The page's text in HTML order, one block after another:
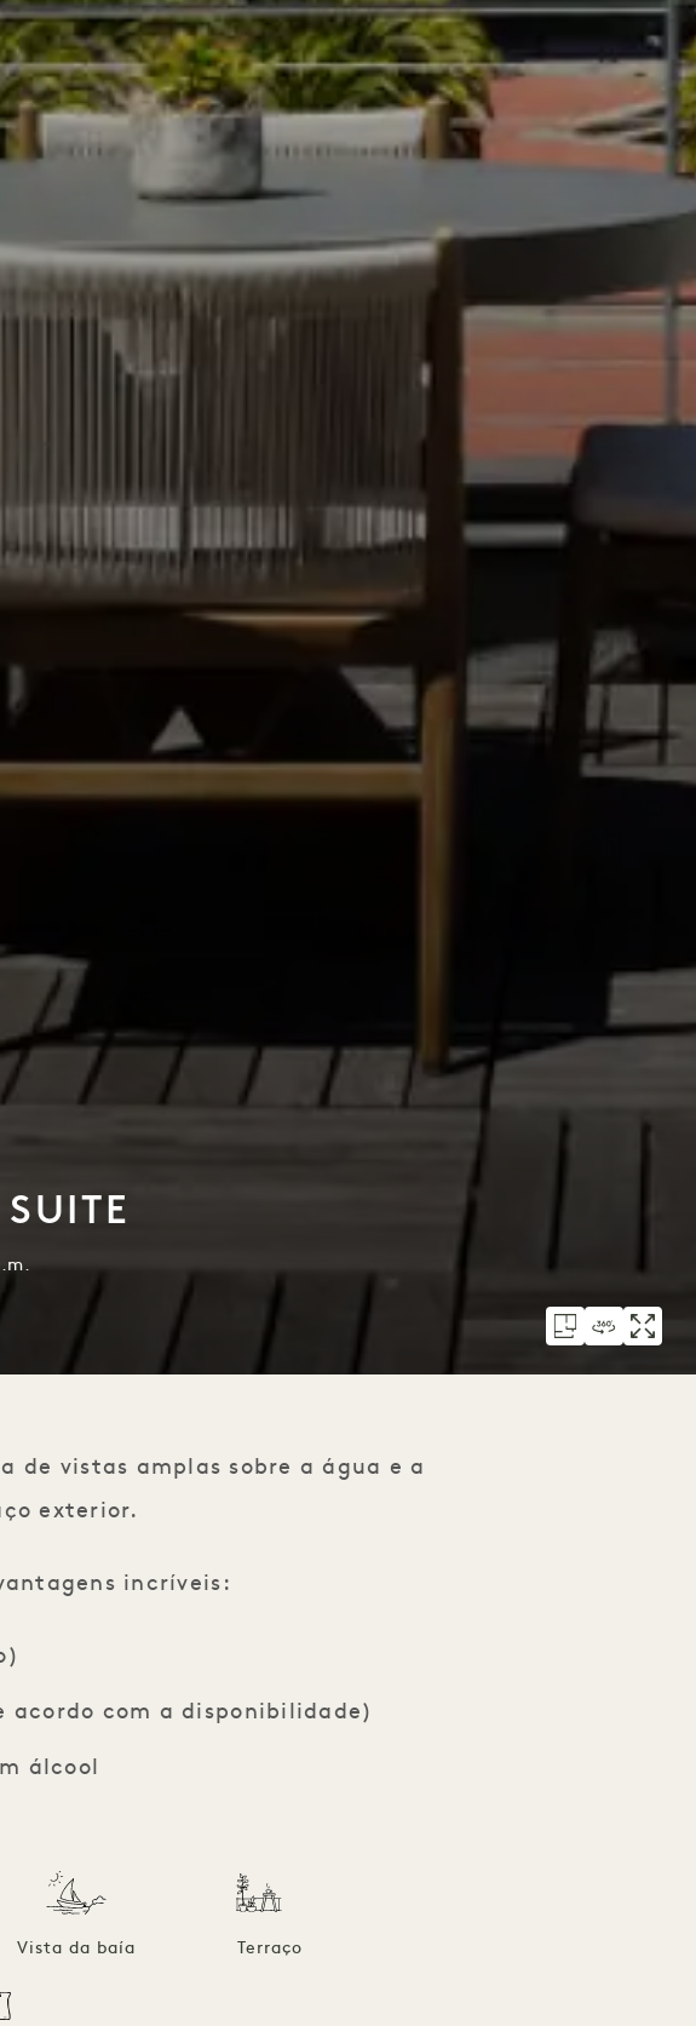
de vistas amplas sobre a água e a
exterior.
incríveis:
acordo com a disponibilidade)
álcool
Vista da baía Terraço